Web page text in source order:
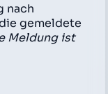
nach
gemeldete
Meldung ist